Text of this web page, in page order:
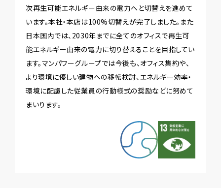
次再生可能エネルギー由来の電力へと切替えを進めて
います。本社・本店は100%切替えが完了しました。また
日本国内では、2030年までに全てのオフィスで再生可
能エネルギー由来の電力に切り替えることを目指してい
ます。マンパワーグループでは今後も、オフィス集約や、
より環境に優しい建物への移転検討、エネルギー効率・
環境に配慮した従業員の行動様式の奨励などに努めて
まいります。